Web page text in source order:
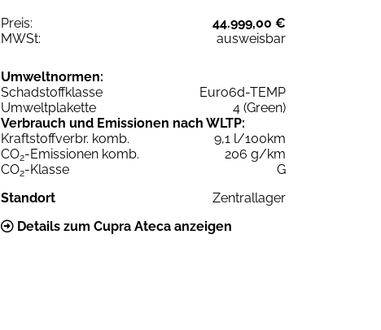
Preis:
44.999,00 €
MWSt:
ausweisbar
Umweltnormen:
Schadstoffklasse
Euro6d-TEMP
Umweltplakette
4 (Green)
Verbrauch und Emissionen nach WLTP:
Kraftstoffverbr. komb.
9,1 l/100km
CO2-Emissionen komb.
206 g/km
CO2-Klasse
G
Standort
Zentrallager
Details zum Cupra Ateca anzeigen